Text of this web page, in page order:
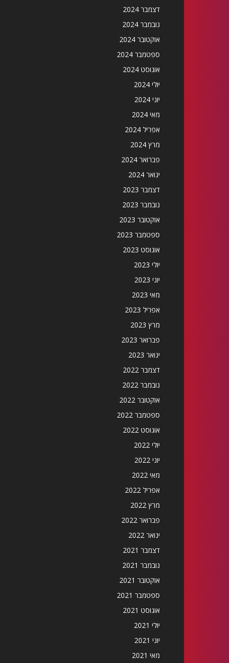
דצמבר 2024
נובמבר 2024
אוקטובר 2024
ספטמבר 2024
אוגוסט 2024
יולי 2024
יוני 2024
מאי 2024
אפריל 2024
מרץ 2024
פברואר 2024
ינואר 2024
דצמבר 2023
נובמבר 2023
אוקטובר 2023
ספטמבר 2023
אוגוסט 2023
יולי 2023
יוני 2023
מאי 2023
אפריל 2023
מרץ 2023
פברואר 2023
ינואר 2023
דצמבר 2022
נובמבר 2022
אוקטובר 2022
ספטמבר 2022
אוגוסט 2022
יולי 2022
יוני 2022
מאי 2022
אפריל 2022
מרץ 2022
פברואר 2022
ינואר 2022
דצמבר 2021
נובמבר 2021
אוקטובר 2021
ספטמבר 2021
אוגוסט 2021
יולי 2021
יוני 2021
מאי 2021